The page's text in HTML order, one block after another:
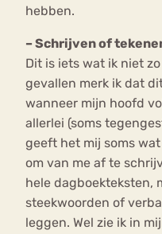
hebben.
– Schrijven of
Dit is iets wat ik niet
gevallen merk ik dat
wanneer mijn hoofd
allerlei (soms
geeft het mij soms
om van me af te
hele dagboekteksten,
steekwoorden of
leggen. Wel zie ik in